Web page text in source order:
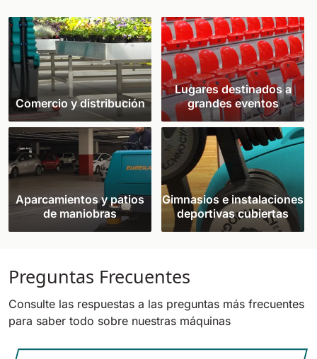
Comercio y distribución
Lugares destinados a
grandes eventos
Aparcamientos y patios
de maniobras
Gimnasios e instalaciones
deportivas cubiertas
Preguntas Frecuentes
Consulte las respuestas a las preguntas más frecuentes
para saber todo sobre nuestras máquinas